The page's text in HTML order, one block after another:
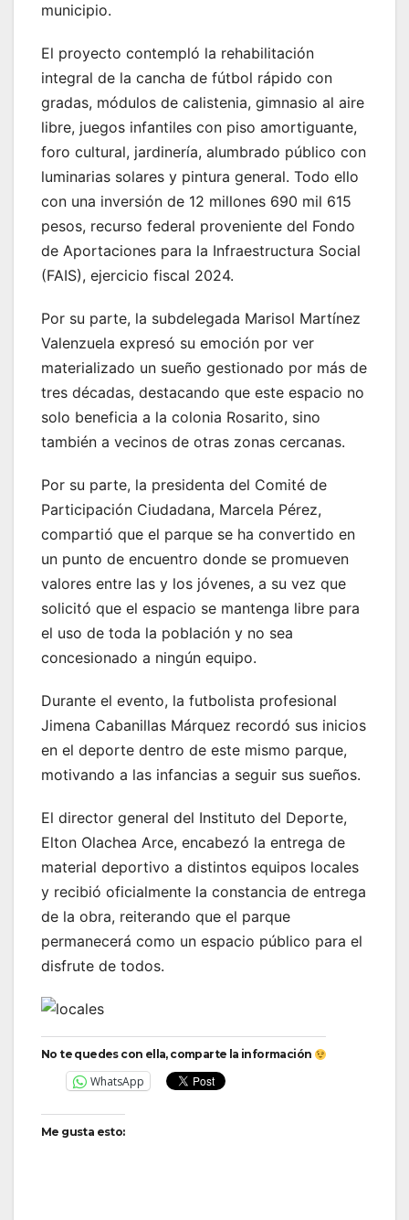
municipio.
El proyecto contempló la rehabilitación
integral de la cancha de fútbol rápido con
gradas, módulos de calistenia, gimnasio al aire
libre, juegos infantiles con piso amortiguante,
foro cultural, jardinería, alumbrado público con
luminarias solares y pintura general. Todo ello
con una inversión de 12 millones 690 mil 615
pesos, recurso federal proveniente del Fondo
de Aportaciones para la Infraestructura Social
(FAIS), ejercicio fiscal 2024.
Por su parte, la subdelegada Marisol Martínez
Valenzuela expresó su emoción por ver
materializado un sueño gestionado por más de
tres décadas, destacando que este espacio no
solo beneficia a la colonia Rosarito, sino
también a vecinos de otras zonas cercanas.
Por su parte, la presidenta del Comité de
Participación Ciudadana, Marcela Pérez,
compartió que el parque se ha convertido en
un punto de encuentro donde se promueven
valores entre las y los jóvenes, a su vez que
solicitó que el espacio se mantenga libre para
el uso de toda la población y no sea
concesionado a ningún equipo.
Durante el evento, la futbolista profesional
Jimena Cabanillas Márquez recordó sus inicios
en el deporte dentro de este mismo parque,
motivando a las infancias a seguir sus sueños.
El director general del Instituto del Deporte,
Elton Olachea Arce, encabezó la entrega de
material deportivo a distintos equipos locales
y recibió oficialmente la constancia de entrega
de la obra, reiterando que el parque
permanecerá como un espacio público para el
disfrute de todos.
No te quedes con ella, comparte la información
WhatsApp
Me gusta esto: